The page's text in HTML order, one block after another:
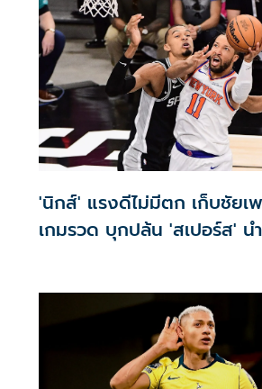
'นิกส์' แรงดีไม่มีตก เก็บชัยเ
เกมรวด บุกปล้น 'สเปอร์ส' น